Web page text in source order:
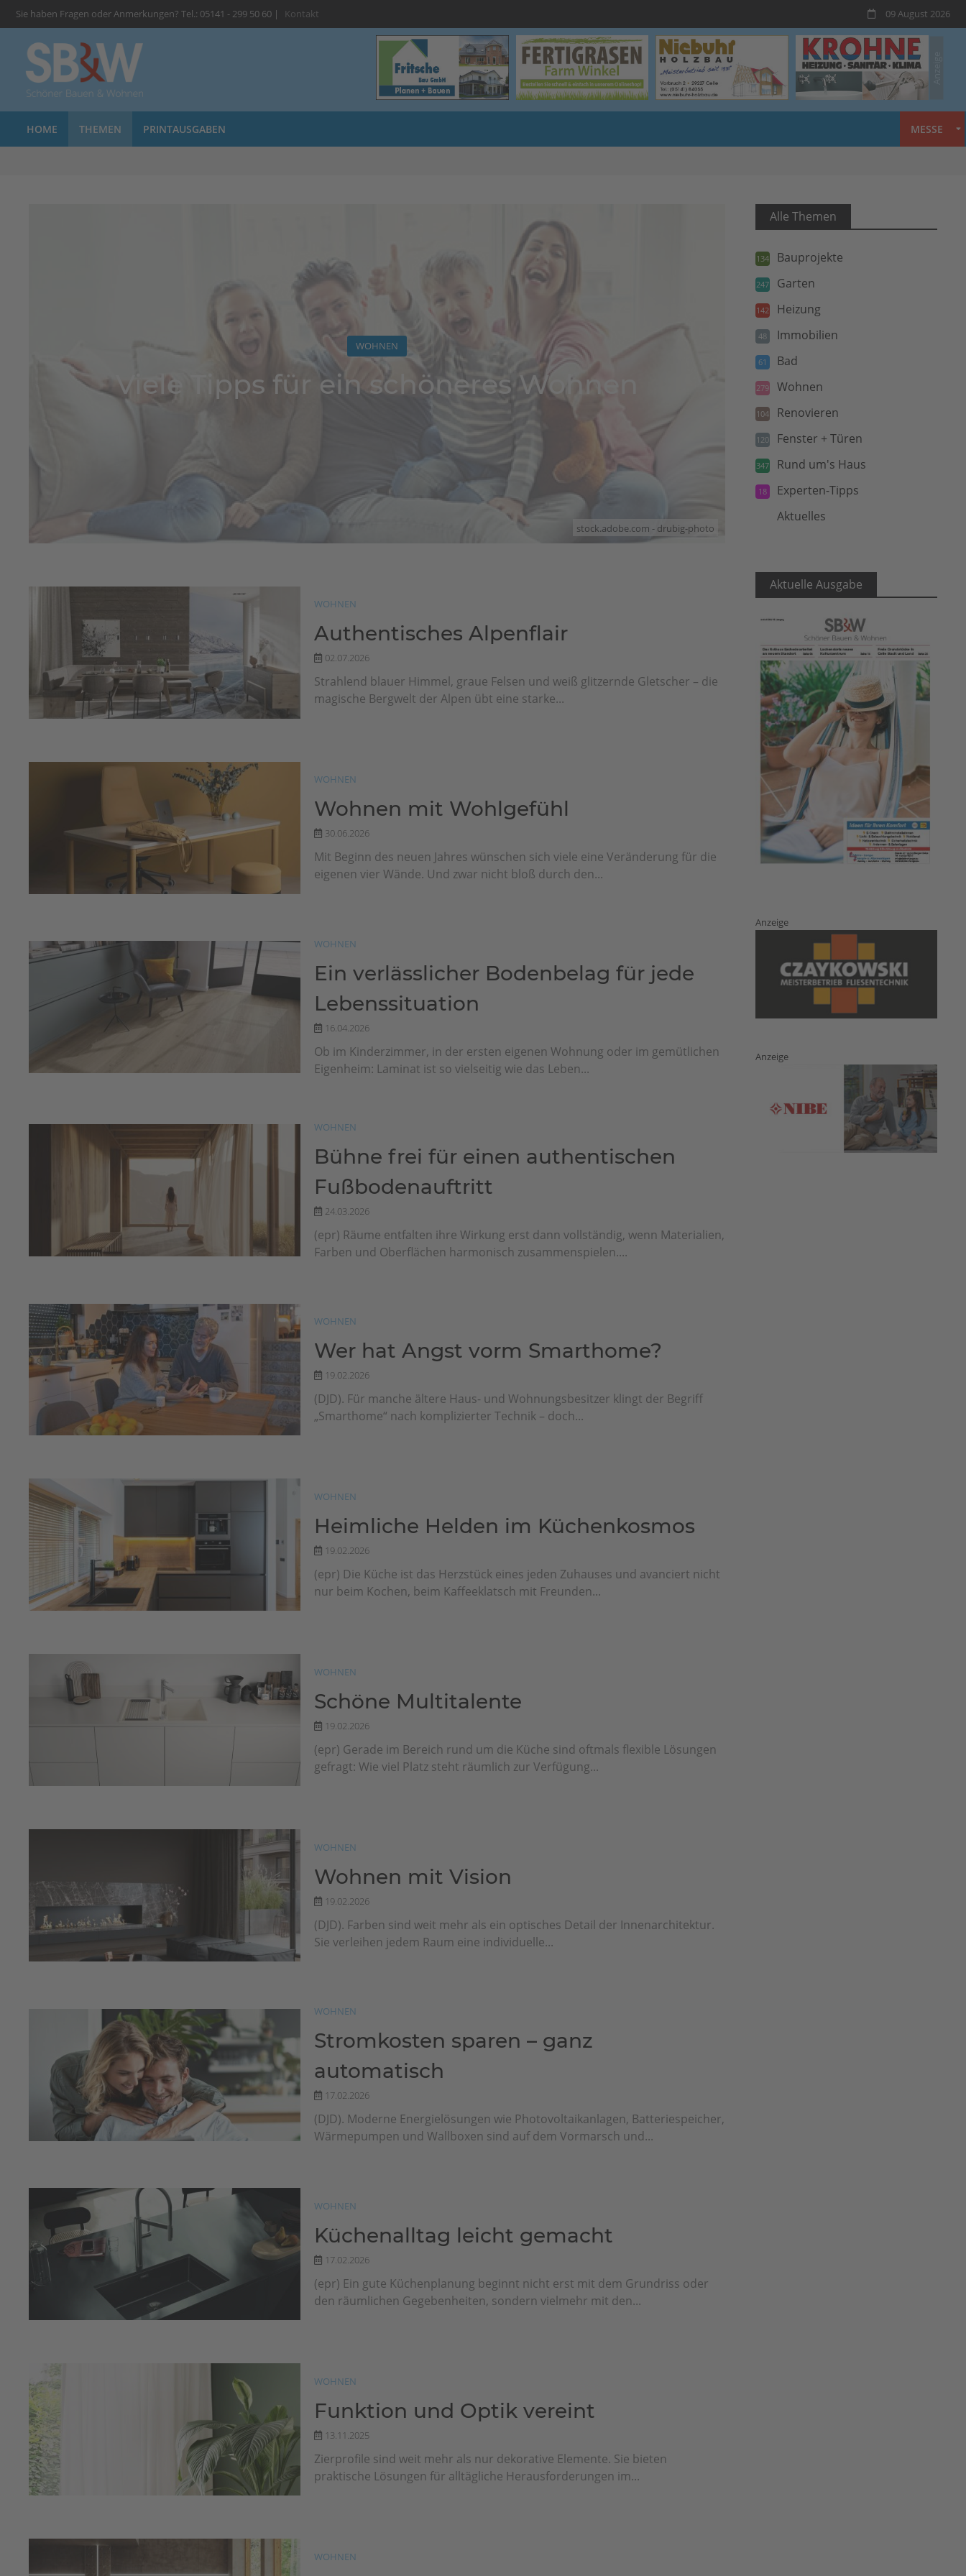
Sie haben Fragen oder Anmerkungen? Tel.: 05141 - 299 50 60 | Kontakt 09 August 2026
HOME THEMEN PRINTAUSGABEN MESSE
stock.adobe.com - drubig-photo
WOHNEN
Viele Tipps für ein schöneres Wohnen
WOHNEN
Authentisches Alpenflair
02.07.2026
Strahlend blauer Himmel, graue Felsen und weiß glitzernde Gletscher – die
magische Bergwelt der Alpen übt eine starke...
WOHNEN
Wohnen mit Wohlgefühl
30.06.2026
Mit Beginn des neuen Jahres wünschen sich viele eine Veränderung für die
eigenen vier Wände. Und zwar nicht bloß durch den...
WOHNEN
Ein verlässlicher Bodenbelag für jede
Lebenssituation
16.04.2026
Ob im Kinderzimmer, in der ersten eigenen Wohnung oder im gemütlichen
Eigenheim: Laminat ist so vielseitig wie das Leben...
WOHNEN
Bühne frei für einen authentischen
Fußbodenauftritt
24.03.2026
(epr) Räume entfalten ihre Wirkung erst dann vollständig, wenn Materialien,
Farben und Oberflächen harmonisch zusammenspielen....
WOHNEN
Wer hat Angst vorm Smarthome?
19.02.2026
(DJD). Für manche ältere Haus- und Wohnungsbesitzer klingt der Begriff
„Smarthome“ nach komplizierter Technik – doch...
WOHNEN
Heimliche Helden im Küchenkosmos
19.02.2026
(epr) Die Küche ist das Herzstück eines jeden Zuhauses und avanciert nicht
nur beim Kochen, beim Kaffeeklatsch mit Freunden...
WOHNEN
Schöne Multitalente
19.02.2026
(epr) Gerade im Bereich rund um die Küche sind oftmals flexible Lösungen
gefragt: Wie viel Platz steht räumlich zur Verfügung...
WOHNEN
Wohnen mit Vision
19.02.2026
(DJD). Farben sind weit mehr als ein optisches Detail der Innenarchitektur.
Sie verleihen jedem Raum eine individuelle...
WOHNEN
Stromkosten sparen – ganz
automatisch
17.02.2026
(DJD). Moderne Energielösungen wie Photovoltaikanlagen, Batteriespeicher,
Wärmepumpen und Wallboxen sind auf dem Vormarsch und...
WOHNEN
Küchenalltag leicht gemacht
17.02.2026
(epr) Ein gute Küchenplanung beginnt nicht erst mit dem Grundriss oder
den räumlichen Gegebenheiten, sondern vielmehr mit den...
WOHNEN
Funktion und Optik vereint
13.11.2025
Zierprofile sind weit mehr als nur dekorative Elemente. Sie bieten
praktische Lösungen für alltägliche Herausforderungen im...
WOHNEN
Alle Themen
134 Bauprojekte
247 Garten
142 Heizung
48 Immobilien
61 Bad
279 Wohnen
104 Renovieren
120 Fenster + Türen
347 Rund um's Haus
18 Experten-Tipps
Aktuelles
Aktuelle Ausgabe
Anzeige
Anzeige